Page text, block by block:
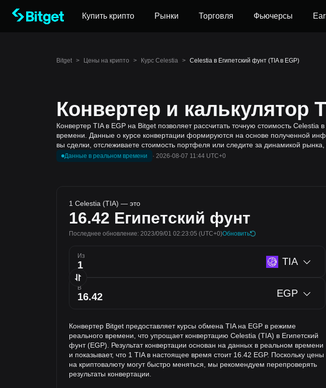
Купить крипто Рынки Торговля Фьючерсы
Bitget > Цены на крипто > Курс Celestia > Celestia в Египетский фунт (TIA в EGP)
Конвертер и калькулятор
Конвертер TIA в EGP на Bitget позволяет рассчитать точную стоимость
времени. Данные о курсе конвертации формируются на основе полученной
вы сделки, отслеживаете стоимость портфеля или следите за динамикой
Данные в реальном времени · 2026-08-07 11:44 UTC+0
1 Celestia (TIA) — это
16.42 Египетский фунт
Последнее обновление: 2023/09/01 02:23:05 (UTC+0)Обновить
Из TIA
В EGP
Конвертер Bitget предоставляет курсы обмена TIA на EGP в режиме
реального времени, что упрощает конвертацию Celestia (TIA) в Египетский
фунт (EGP). Результат конвертации основан на данных в реальном времени
и показывает, что 1 TIA в настоящее время стоит 16.42 EGP. Поскольку цены
на криптовалюту могут быстро меняться, мы рекомендуем перепроверять
результаты конвертации.